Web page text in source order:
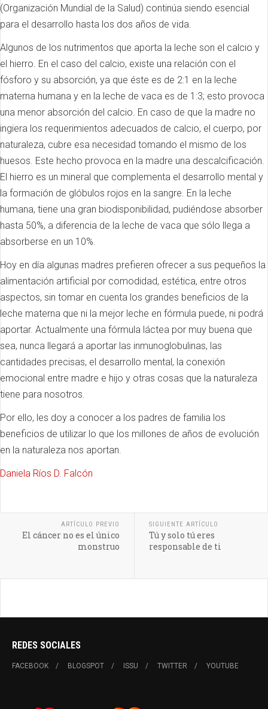
(Organización Mundial de la Salud) continúa siendo esencial
para el desarrollo hasta los dos años de vida.
Algunos de los nutrimentos que aporta la leche son el calcio y
el hierro. En el caso del calcio, existe una relación con el
fósforo y su absorción, ya que éste es de 2:1 en la leche
materna humana y en la leche de vaca es de 1:3; esto provoca
una menor absorción del calcio. En caso de que la madre no
ingiera los requerimientos adecuados de calcio, el cuerpo, por
naturaleza, cubre esa necesidad tomando el mismo de los
huesos. Este hecho provoca en la madre una descalcificación.
El hierro es un mineral que complementa el desarrollo mental y
la formación de glóbulos rojos en la sangre. En la leche
humana, tiene una gran biodisponibilidad, pudiéndose absorber
hasta 50%, a diferencia de la leche de vaca que sólo llega a
absorberse en un 10%.
Hoy en día algunas madres prefieren ofrecer a sus pequeños la
alimentación artificial por comodidad, estética, entre otros
aspectos, sin tomar en cuenta los grandes beneficios de la
leche materna que ni la mejor leche en fórmula puede, ni podrá
aportar. Actualmente una fórmula láctea por muy buena que
sea, nunca llegará a aportar las inmunoglobulinas, las
cantidades precisas, el desarrollo mental, la conexión
emocional entre madre e hijo y otras cosas que la naturaleza
tiene para nosotros.
Por ello, les doy a conocer a los padres de familia los
beneficios de utilizar lo que los millones de años de evolución
en la naturaleza nos aportan.
Daniela Ríos D. Falcón
ARTÍCULO PREVIO
El cáncer no es el único
monstruo
SIGUIENTE ARTÍCULO
Tú y solo tú eres
responsable de ti
REDES SOCIALES
FACEBOOK BLOGSPOT ISSU TWITTER YOUTUBE